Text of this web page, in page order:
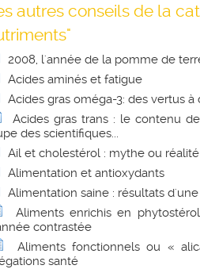
autres conseils de la
2008, l'année de la pomme de
Acides aminés et fatigue
Acides gras oméga-3: des vertus à
Acides gras trans : le contenu
des scientifiques...
Ail et cholestérol : mythe ou réalité
Alimentation et antioxydants
Alimentation saine : résultats
Aliments enrichis en
contrastée
Aliments fonctionnels ou «
santé